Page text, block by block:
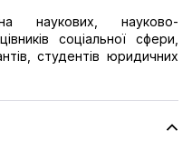
наукових, науково-
соціальної сфери,
студентів юридичних